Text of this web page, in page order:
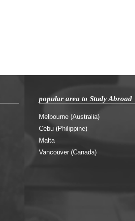
popular area to Study Abroad
Melbourne (Australia)
Cebu (Philippine)
Malta
Vancouver (Canada)